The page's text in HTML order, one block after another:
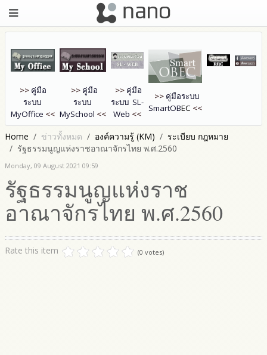
>> คู่มือ
ระบบ
MyOffice <<
>> คู่มือ
ระบบ
MySchool <<
>> คู่มือ
ระบบ SL-
Web <<
>> คู่มือระบบ
SmartOBEC <<
Home ข่าวทั้งหมด องค์ความรู้ (KM)
ระเบียบ กฎหมาย
รัฐธรรมนูญแห่งราชอาณาจักรไทย พ.ศ.2560
Monday, 09 August 2021 09:59
รัฐธรรมนูญแห่งราช
อาณาจักรไทย พ.ศ.2560
Rate this item (0 votes)